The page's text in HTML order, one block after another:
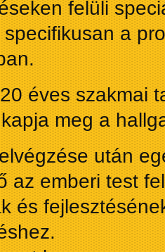
felüli
a
éves szakmai
meg a
után
az emberi test
és